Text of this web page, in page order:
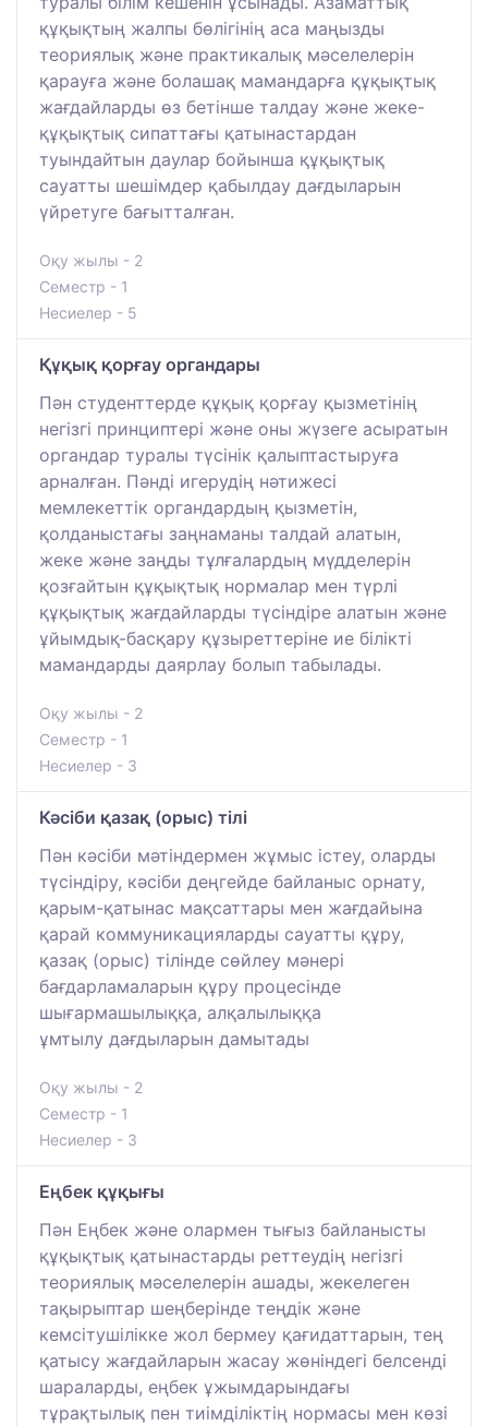
құқықтың жалпы бөлігінің аса маңызды
теориялық және практикалық мәселелерін
қарауға және болашақ мамандарға құқықтық
жағдайларды өз бетінше талдау және жеке-
құқықтық сипаттағы қатынастардан
туындайтын даулар бойынша құқықтық
сауатты шешімдер қабылдау дағдыларын
үйретуге бағытталған.
Оқу жылы - 2
Семестр - 1
Несиелер - 5
Құқық қорғау органдары
Пән студенттерде құқық қорғау қызметінің
негізгі принциптері және оны жүзеге асыратын
органдар туралы түсінік қалыптастыруға
арналған. Пәнді игерудің нәтижесі
мемлекеттік органдардың қызметін,
қолданыстағы заңнаманы талдай алатын,
жеке және заңды тұлғалардың мүдделерін
қозғайтын құқықтық нормалар мен түрлі
құқықтық жағдайларды түсіндіре алатын және
ұйымдық-басқару құзыреттеріне ие білікті
мамандарды даярлау болып табылады.
Оқу жылы - 2
Семестр - 1
Несиелер - 3
Кәсіби қазақ (орыс) тілі
Пән кәсіби мәтіндермен жұмыс істеу, оларды
түсіндіру, кәсіби деңгейде байланыс орнату,
қарым-қатынас мақсаттары мен жағдайына
қарай коммуникацияларды сауатты құру,
қазақ (орыс) тілінде сөйлеу мәнері
бағдарламаларын құру процесінде
шығармашылыққа, алқалылыққа
ұмтылу дағдыларын дамытады
Оқу жылы - 2
Семестр - 1
Несиелер - 3
Еңбек құқығы
Пән Еңбек және олармен тығыз байланысты
құқықтық қатынастарды реттеудің негізгі
теориялық мәселелерін ашады, жекелеген
тақырыптар шеңберінде теңдік және
кемсітушілікке жол бермеу қағидаттарын, тең
қатысу жағдайларын жасау жөніндегі белсенді
шараларды, еңбек ұжымдарындағы
тұрақтылық пен тиімділіктің нормасы мен көзі